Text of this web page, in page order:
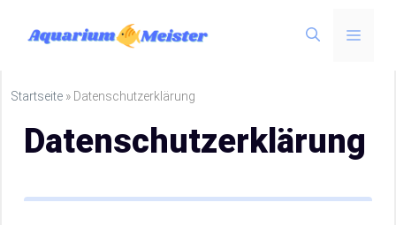
Inhalt
Menü
Startseite » Datenschutzerklärung
Datenschutzerklärung